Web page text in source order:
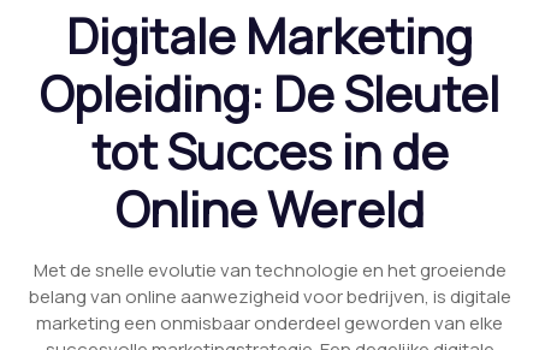
Digitale Marketing
Opleiding: De Sleutel
tot Succes in de
Online Wereld
Met de snelle evolutie van technologie en het groeiende
belang van online aanwezigheid voor bedrijven, is digitale
marketing een onmisbaar onderdeel geworden van elke